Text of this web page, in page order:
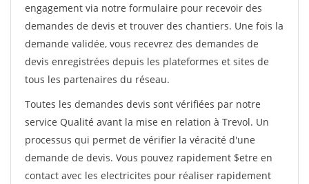
engagement via notre formulaire pour recevoir des
demandes de devis et trouver des chantiers. Une fois la
demande validée, vous recevrez des demandes de
devis enregistrées depuis les plateformes et sites de
tous les partenaires du réseau.
Toutes les demandes devis sont vérifiées par notre
service Qualité avant la mise en relation à Trevol. Un
processus qui permet de vérifier la véracité d'une
demande de devis. Vous pouvez rapidement $etre en
contact avec les electricites pour réaliser rapidement